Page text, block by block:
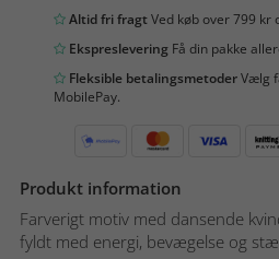
Altid fri fragtVed køb over 799 kr
Ekspreslevering Få din pakke
Fleksible betalingsmetoderVælg
MobilePay.
Produkt information
Farverigt motiv med dansende
fyldt med energi, bevægelse og